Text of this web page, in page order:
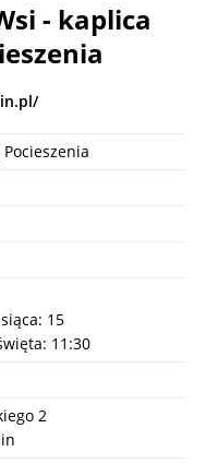
- kaplica
15
11:30
2